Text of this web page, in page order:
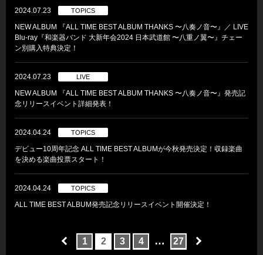
2024.07.23 TOPICS
NEW ALBUM 『ALL TIME BEST ALBUM THANKS 〜八奏ノ音〜』／ LIVE
Blu-ray『和楽器バンド 大新年会2024 日本武道館 〜八重ノ翼〜』チェー
ン別購入特典決定！
2024.07.23 LIVE
NEW ALBUM 『ALL TIME BEST ALBUM THANKS 〜八奏ノ音〜』発売記
念リリースイベント詳細発表！
2024.04.24 TOPICS
デビュー10周年記念 ALL TIME BEST ALBUMが今秋発売決定！収録楽曲
を決める楽曲投票スタート！
2024.04.24 TOPICS
ALL TIME BEST ALBUM発売記念リリースイベント開催決定！
1 2 3 4 … 27